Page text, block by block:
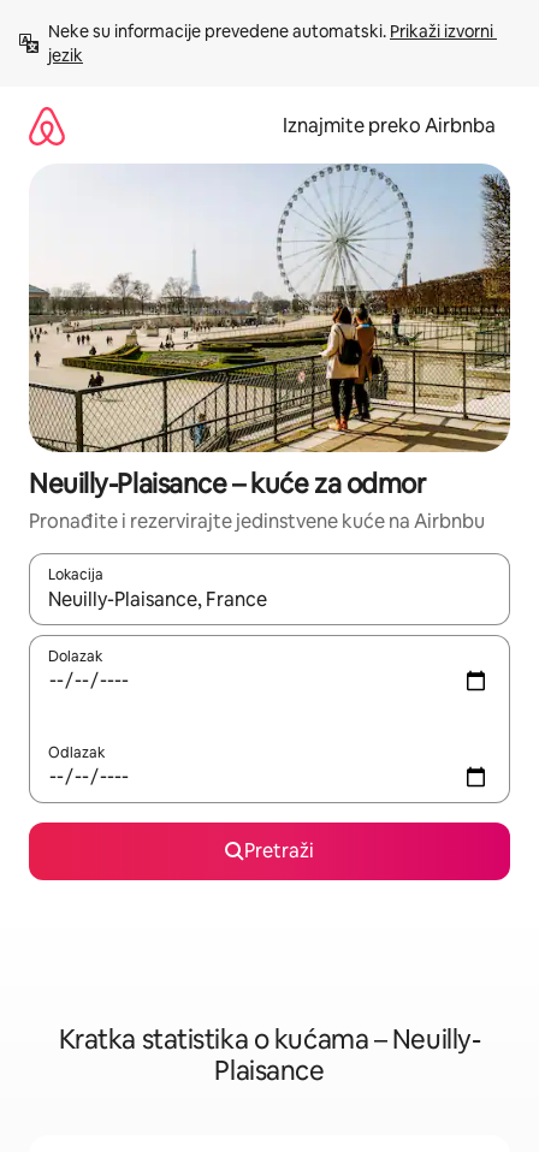
sadržaj
Neke su informacije prevedene automatski. Prikaži izvorni
jezik
Iznajmite preko Airbnba
Neuilly-Plaisance – kuće za odmor
Pronađite i rezervirajte jedinstvene kuće na Airbnbu
Lokacija
Kada budu dostupni rezultati, moći ćete ih pregledati
Dolazak
Odlazak
Pretraži
Kratka statistika o kućama – Neuilly-
Plaisance